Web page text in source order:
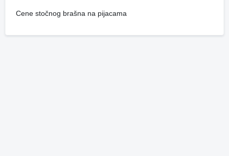
Cene stočnog brašna na pijacama